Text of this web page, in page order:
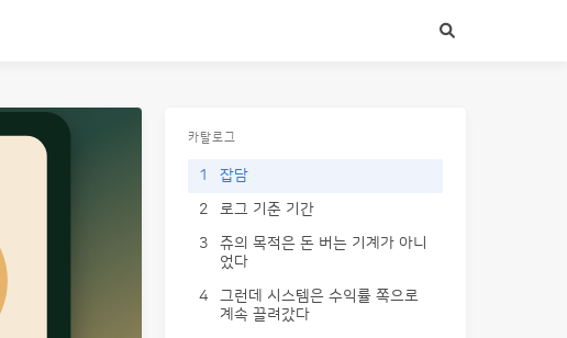
카탈로그
1
잡담
2
로그 기준 기간
3
쥬의 목적은 돈 버는 기계가 아니
었다
4
그런데 시스템은 수익률 쪽으로
계속 끌려갔다